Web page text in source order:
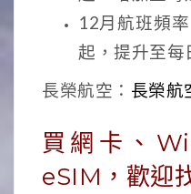
12月航班頻
起，提升至每
長榮航空： 長榮航
買網卡、
eSIM，歡迎